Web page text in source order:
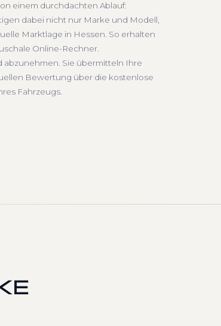
bis zur Abmeldung. Über
einem durchdachten Ablauf:
dabei nicht nur Marke und Modell,
Marktlage in Hessen. So erhalten
Online-Rechner.
abzunehmen. Sie übermitteln Ihre
Bewertung über die kostenlose
Fahrzeugs.